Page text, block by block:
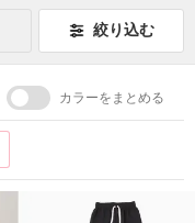
絞り込む
カラーをまとめる